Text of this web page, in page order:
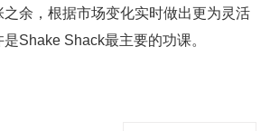
余，根据市场变化实时做出更为灵活
Shake Shack最主要的功课。